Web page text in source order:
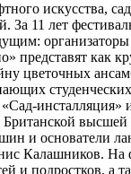
искусства,
11 лет
как
цветочных
Британской
и основатели
На
и подростков, а